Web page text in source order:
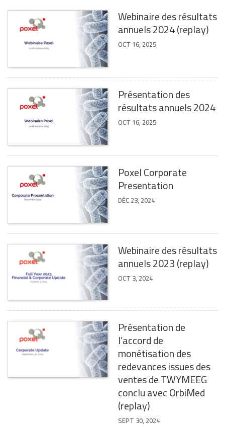
Webinaire des résultats
annuels 2024 (replay)
OCT 16, 2025
Présentation des
résultats annuels 2024
OCT 16, 2025
Poxel Corporate
Presentation
DÉC 23, 2024
Webinaire des résultats
annuels 2023 (replay)
OCT 3, 2024
Présentation de
l’accord de
monétisation des
redevances issues des
ventes de TWYMEEG
conclu avec OrbiMed
(replay)
SEPT 30, 2024